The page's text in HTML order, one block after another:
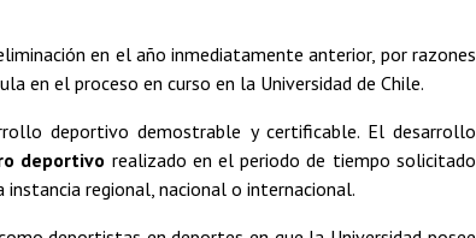
en el año inmediatamente anterior, por razones
en el proceso en curso en la Universidad de Chile.
deportivo demostrable y certificable. El desarrollo
deportivo realizado en el periodo de tiempo solicitado
regional, nacional o internacional.